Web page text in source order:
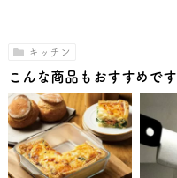
キッチン
こんな商品もおすすめです